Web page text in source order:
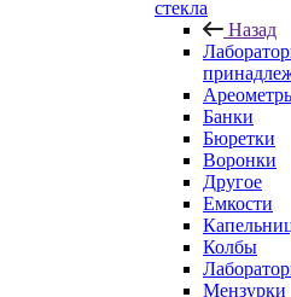
стекла
Назад
Банки
Бюретки
Воронки
Другое
Емкости
Колбы
Мензурки